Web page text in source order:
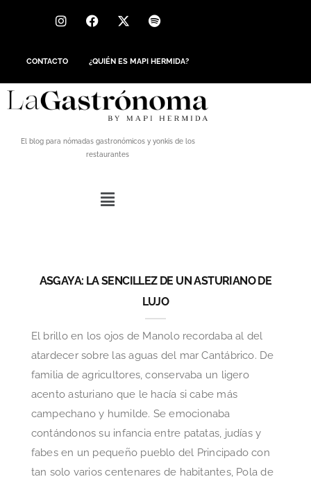
CONTACTO ¿QUIÉN ES MAPI HERMIDA?
El blog para nómadas gastronómicos y yonkis de los
restaurantes
ASGAYA: LA SENCILLEZ DE UN ASTURIANO DE
LUJO
El brillo en los ojos de Manolo recordaba al del
atardecer sobre las aguas del mar Cantábrico. De
familia de agricultores, conservaba un ligero
acento asturiano que le hacía si cabe más
campechano y humilde. Se emocionaba
contándonos su infancia entre patatas, judías y
fabes en un pequeño pueblo del Principado con
tan solo varios centenares de habitantes, Pola de